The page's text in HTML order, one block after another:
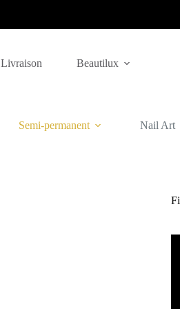
Livraison Beautilux
Semi-permanent Nail Art